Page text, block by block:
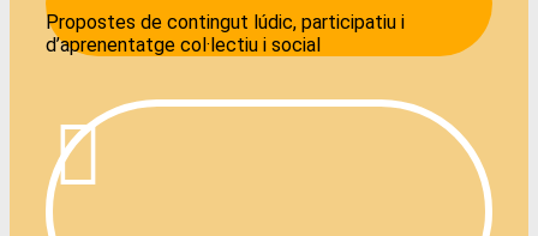
Propostes de contingut lúdic, participatiu i
d’aprenentatge col·lectiu i social